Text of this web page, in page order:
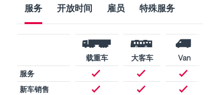
服务 开放时间 雇员 特殊服务
载重车 大客车
Van
服务
新车销售